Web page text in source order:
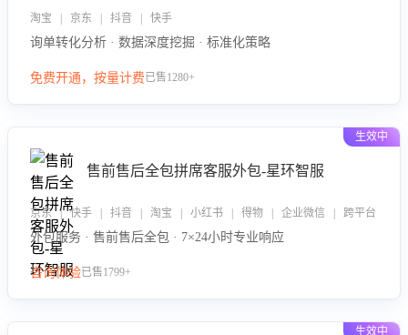
淘宝 | 京东 | 抖音 | 快手
询单转化分析 · 数据深度挖掘 · 标准化策略
免费开通，按量计费已售1280+
生效中
售前售后全包拼席客服外包-星环智服
京东 | 快手 | 抖音 | 淘宝 | 小红书 | 得物 | 企业微信 | 跨平台
外包服务 · 售前售后全包 · 7×24小时专业响应
咨询体验已售1799+
生效中